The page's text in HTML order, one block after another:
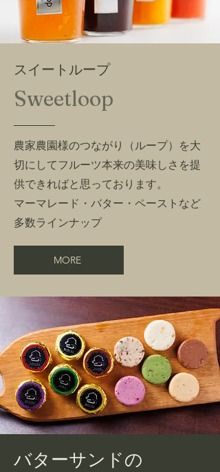
スイートループ
Sweetloop
農家農園様のつながり（ループ）を大
切にしてフルーツ本来の美味しさを提
供できればと思っております。
マーマレード・バター・ペーストなど
多数ラインナップ
MORE
バターサンドの